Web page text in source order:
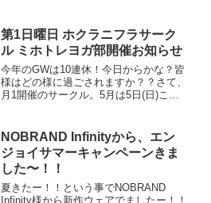
学びたいと思っていた新たな技術を学ぶ
一歩。資金不足で(^_^...
第1日曜日 ホクラニフラサーク
ル ミホトレヨガ部開催お知らせ
今年のGWは10連休！今日からかな？皆
様はどの様に過ごされますか？？さて、
月1開催のサークル。5月は5日(日)こど
れているあなた^ - ^少し体重落としたい
なと...
NOBRAND Infinityから、エン
ジョイサマーキャンペーンきま
した〜！！
夏きたー！！という事でNOBRAND
Infinity様から新作ウェアでましたー！！